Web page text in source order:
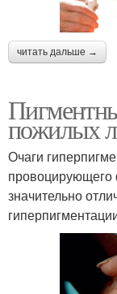
читать дальше →
пожилых
Очаги
провоцирующего
значительно